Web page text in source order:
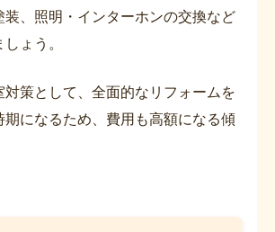
装、照明・インターホンの交換など
ょう。
策として、全面的なリフォームを
になるため、費用も高額になる傾